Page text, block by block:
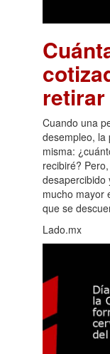
Cuando una
desempleo, la
misma:
recibiré?
desapercibido
mucho mayor
que se
Lado.mx